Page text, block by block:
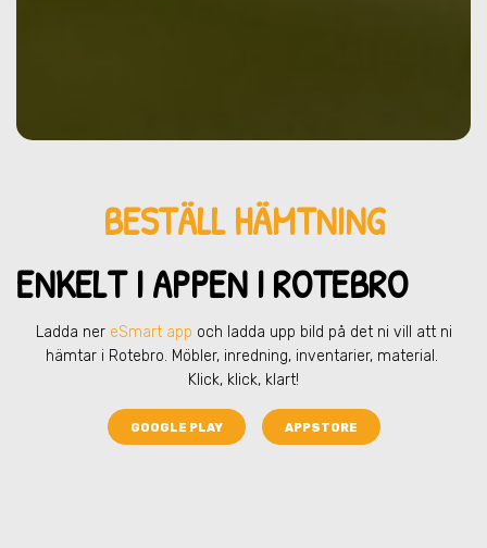
BESTÄLL HÄMTNING
ENKELT I APPEN I ROTEBRO
Ladda ner eSmart app och ladda upp bild på det ni vill att ni
hämtar i Rotebro. Möbler, inredning, inventarier, material.
Klick, klick, klart!
GOOGLE PLAY APPSTORE